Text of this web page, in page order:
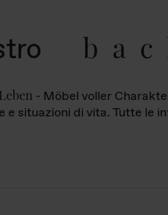
- Möbel voller
e situazioni di vita. Tutte le